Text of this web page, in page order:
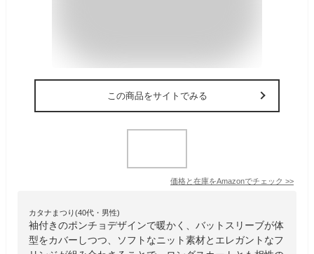
この商品をサイトでみる
価格と在庫をAmazonでチェック >>
カタナまつり(40代・男性)
袖付きのポンチョデザインで暖かく、バットスリーブが体
型をカバーしつつ、ソフトなニット素材とエレガントなフ